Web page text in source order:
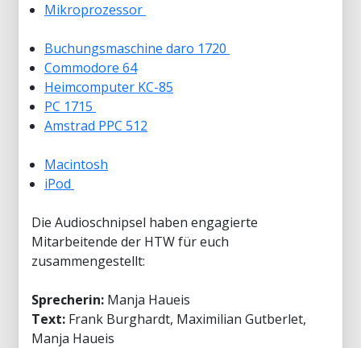
Mikroprozessor
Buchungsmaschine daro 1720
Commodore 64
Heimcomputer KC-85
PC 1715
Amstrad PPC 512
Macintosh
iPod
Die Audioschnipsel haben engagierte
Mitarbeitende der HTW für euch
zusammengestellt:
Sprecherin: Manja Haueis
Text: Frank Burghardt, Maximilian Gutberlet,
Manja Haueis